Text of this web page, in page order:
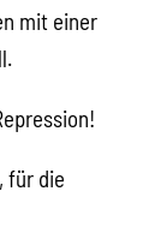
mit einer
für die